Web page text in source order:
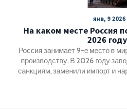
янв, 9 2026
На каком месте Россия
2026
Россия занимает 9-е место в
производству. В 2026 году
санкциям, заменили импорт и